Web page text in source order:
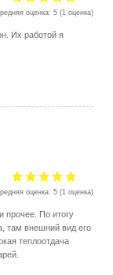
оценка:5 (1 оценка)
Их работой я
оценка:5 (1 оценка)
прочее. По итогу
там внешний вид его
теплоотдача